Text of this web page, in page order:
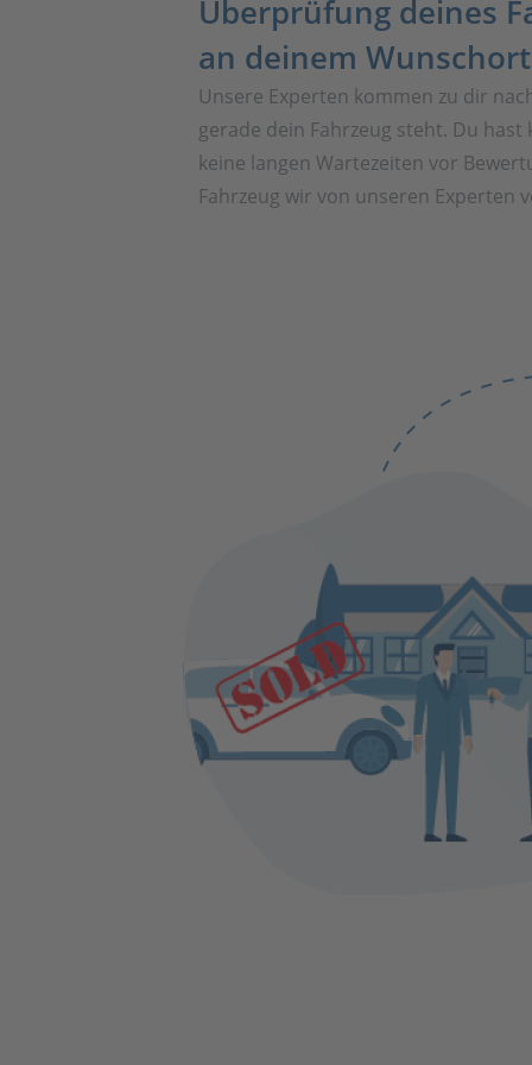
Überprüfung deines
an deinem Wunschort
Unsere Experten kommen zu dir
gerade dein Fahrzeug steht. Du
keine langen Wartezeiten vor
Fahrzeug wir von unseren Experten